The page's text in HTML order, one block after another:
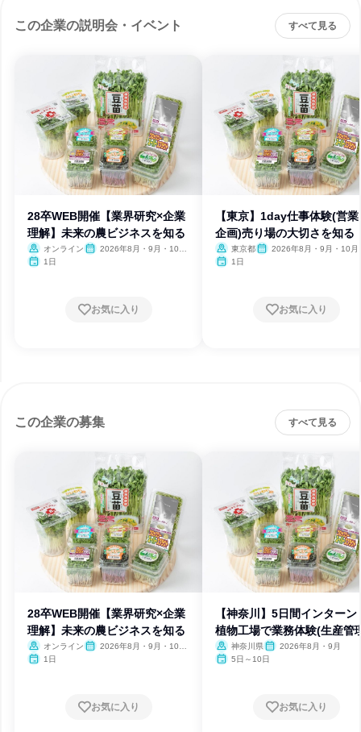
この企業の説明会・イベント すべて見る
28卒WEB開催【業界研究×企業
理解】未来の農ビジネスを知る
オンライン
2026年8月・9月・10
1日
お気に入り
【東京】1day仕事体験(営業
企画)売り場の大切さを知る
東京都
2026年8月・9月・10月
1日
お気に入り
この企業の募集 すべて見る
28卒WEB開催【業界研究×企業
理解】未来の農ビジネスを知る
オンライン
2026年8月・9月・10
1日
お気に入り
【神奈川】5日間インター
植物工場で業務体験(生産管
職) 神奈川県
2026年8月・9月
5日～10日
お気に入り